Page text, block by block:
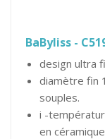
BaByliss -
design ultra
diamètre fin
souples.
i -
en